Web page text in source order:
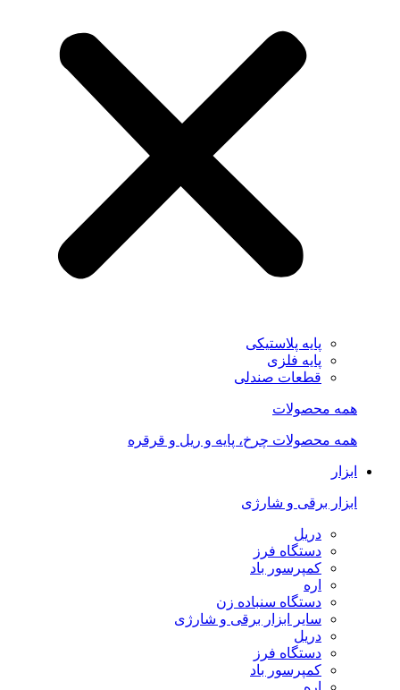
پایه پلاستیکی
پایه فلزی
قطعات صندلی
همه محصولات
همه محصولات چرخ، پایه و ریل و قرقره
ابزار
ابزار برقی و شارژی
دریل
دستگاه فرز
کمپرسور باد
اره
دستگاه سنباده زن
سایر ابزار برقی و شارژی
دریل
دستگاه فرز
کمپرسور باد
اره